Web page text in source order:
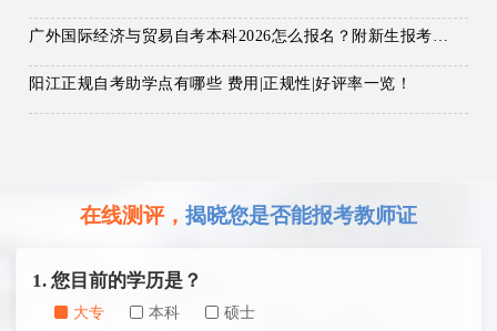
广外国际经济与贸易自考本科2026怎么报名？附新生报考指南！
阳江正规自考助学点有哪些 费用|正规性|好评率一览！
在线测评， 揭晓您是否能报考教师证
1. 您目前的学历是？
大专 本科 硕士